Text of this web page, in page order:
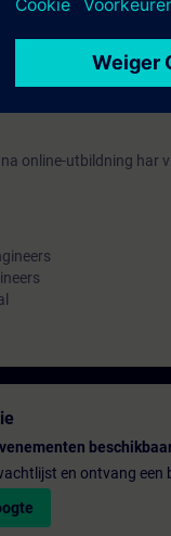
på svenska med
Denna består av
online-utbildning har
en ontvang